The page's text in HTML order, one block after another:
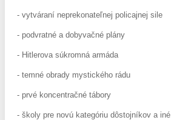
- vytváraní neprekonateľnej policajnej sile
- podvratné a dobyvačné plány
- Hitlerova súkromná armáda
- temné obrady mystického rádu
- prvé koncentračné tábory
- školy pre novú kategóriu dôstojníkov a iné.